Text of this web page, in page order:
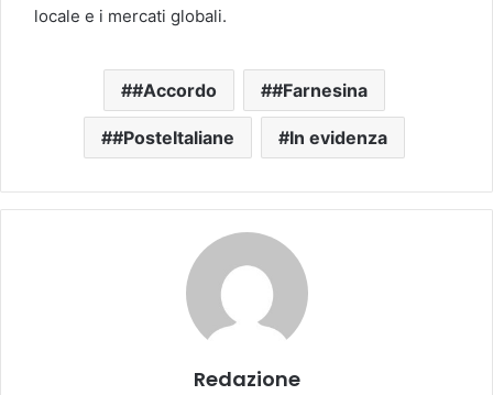
locale e i mercati globali.
#Accordo #Farnesina
#PosteItaliane In evidenza
Redazione